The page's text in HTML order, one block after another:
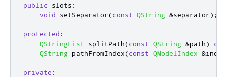
public
slots :
void setSeparator(const QString &separator);
protected :
QStringList splitPath(const QString &path)
QString pathFromIndex(const QModelIndex &index
private :